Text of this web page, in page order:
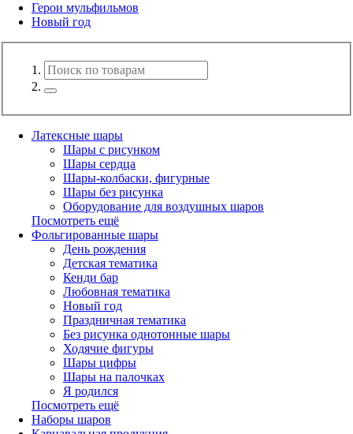
Герои мульфильмов
Новый год
Латексные шары
Шары с рисунком
Шары сердца
Шары-колбаски, фигурные
Шары без рисунка
Оборудование для воздушных шаров
Посмотреть ещё
Фольгированные шары
День рождения
Детская тематика
Кенди бар
Любовная тематика
Новый год
Праздничная тематика
Без рисунка однотонные шары
Ходячие фигуры
Шары цифры
Шары на палочках
Я родился
Посмотреть ещё
Наборы шаров